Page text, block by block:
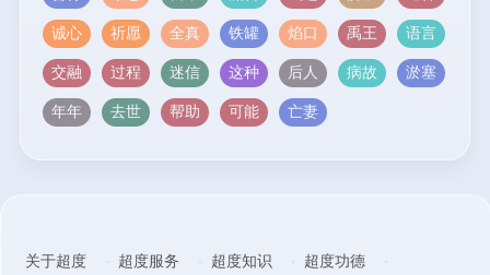
诚心 祈愿 全真 铁罐 焰口 禹王 语言
交融 过程 迷信 这种 后人 病故 淤塞
年年 去世 帮助 可能 亡妻
关于超度 超度服务 超度知识 超度功德